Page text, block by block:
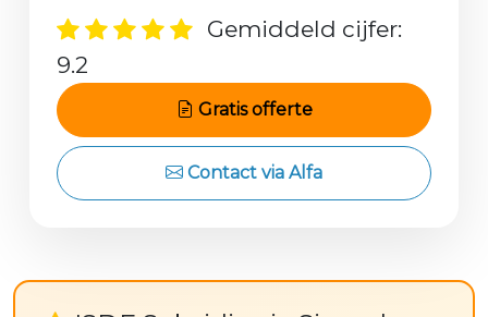
Gemiddeld cijfer:
9.2
Gratis offerte
Contact via Alfa